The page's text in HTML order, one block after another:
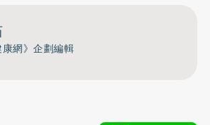
康網》企劃編輯